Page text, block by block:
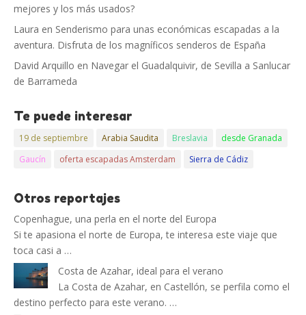
mejores y los más usados?
Laura en Senderismo para unas económicas escapadas a la
aventura. Disfruta de los magníficos senderos de España
David Arquillo en Navegar el Guadalquivir, de Sevilla a Sanlucar
de Barrameda
Te puede interesar
19 de septiembre Arabia Saudita Breslavia
desde Granada
Gaucín
oferta escapadas Amsterdam Sierra de Cádiz
Otros reportajes
Copenhague, una perla en el norte del Europa
Si te apasiona el norte de Europa, te interesa este viaje que
toca casi a …
Costa de Azahar, ideal para el verano
La Costa de Azahar, en Castellón, se perfila como el
destino perfecto para este verano. …